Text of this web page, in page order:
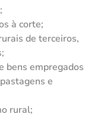
à corte;
de terceiros,
bens empregados
e
rural;